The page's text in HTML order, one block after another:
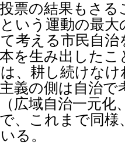
票の結果もさ
いう運動の最
考える市民自
を生み出した
、耕し続けな
義の側は自治
広域自治一元
、これまで同
る。